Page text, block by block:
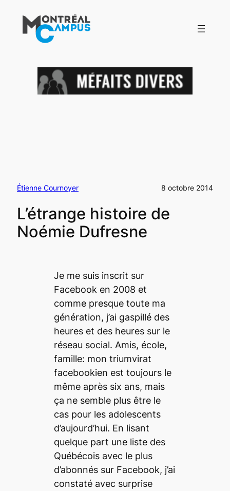
contenu
Étienne Cournoyer 8 octobre 2014
L’étrange histoire de
Noémie Dufresne
Je me suis inscrit sur
Facebook en 2008 et
comme presque toute ma
génération, j’ai gaspillé des
heures et des heures sur le
réseau social. Amis, école,
famille: mon triumvirat
facebookien est toujours le
même après six ans, mais
ça ne semble plus être le
cas pour les adolescents
d’aujourd’hui. En lisant
quelque part une liste des
Québécois avec le plus
d’abonnés sur Facebook, j’ai
constaté avec surprise